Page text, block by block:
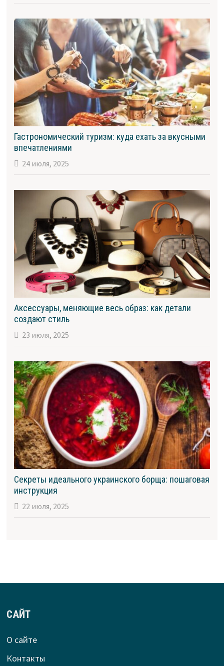
Гастрономический туризм: куда ехать за вкусными
впечатлениями
24 июля, 2025
Аксессуары, меняющие весь образ: как детали
создают стиль
23 июля, 2025
Секреты идеального украинского борща: пошаговая
инструкция
22 июля, 2025
САЙТ
О сайте
Контакты